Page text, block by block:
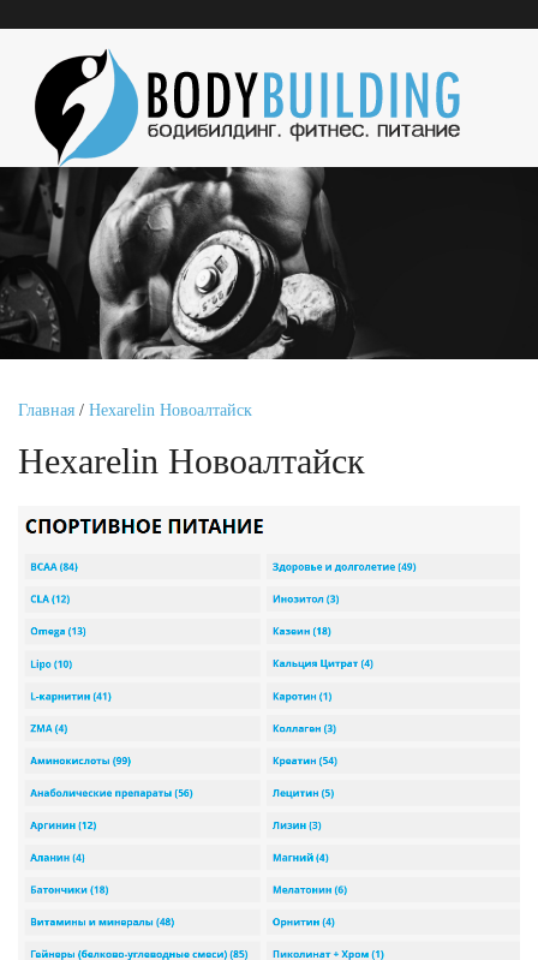
Главная / Hexarelin Новоалтайск
Hexarelin Новоалтайск